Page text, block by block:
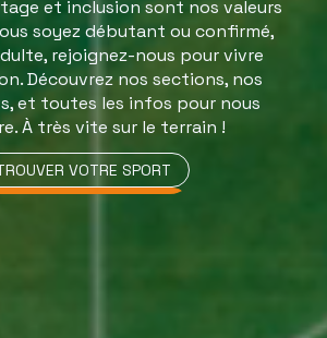
et inclusion sont nos valeurs
soyez débutant ou confirmé,
rejoignez-nous pour vivre
Découvrez nos sections, nos
et toutes les infos pour nous
À très vite sur le terrain !
VOTRE SPORT